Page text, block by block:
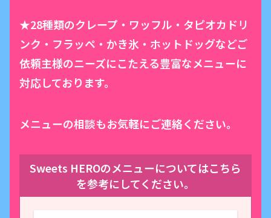
★28種類のクレープ・ワッフル・タピオカドリ
ンク・フラッペ・かき氷・ホットドッグなどご
依頼主様のニーズにこたえる豊富なメニューに
対応しております。
メニューの相談もお気軽にご連絡ください。
Sweets HEROのメニューについてはこちら
を参考にしてください。